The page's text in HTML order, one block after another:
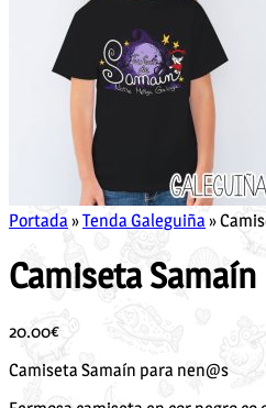
Portada »Tenda Galeguiña »
Camiseta
20.00€
Camiseta Samaín para nen@s